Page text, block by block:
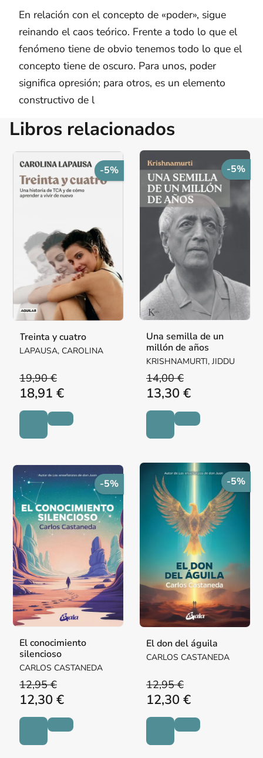
En relación con el concepto de «poder», sigue
reinando el caos teórico. Frente a todo lo que el
fenómeno tiene de obvio tenemos todo lo que el
concepto tiene de oscuro. Para unos, poder
significa opresión; para otros, es un elemento
constructivo de l
Libros relacionados
-5%
Treinta y cuatro
LAPAUSA, CAROLINA
19,90 €
18,91 €
-5%
Una semilla de un
millón de años
KRISHNAMURTI, JIDDU
14,00 €
13,30 €
-5%
El conocimiento
silencioso
CARLOS CASTANEDA
12,95 €
12,30 €
-5%
El don del águila
CARLOS CASTANEDA
12,95 €
12,30 €